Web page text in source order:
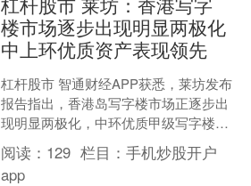
楼市场逐步出现明显两极化
中上环优质资产表现领先
杠杆股市 智通财经APP获悉，莱坊发布
报告指出，香港岛写字楼市场正逐步出
现明显两极化，中环优质甲级写字楼在
租赁需求回升中率先受惠；相反，非核
心区及次级写字楼仍持....
阅读： 129 栏目：手机炒股开户
app